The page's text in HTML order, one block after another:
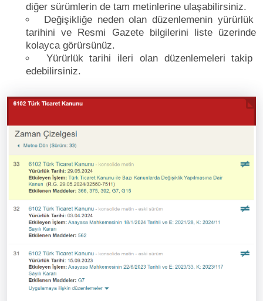
diğer sürümlerin de tam metinlerine ulaşabilirsiniz.
Değişikliğe neden olan düzenlemenin yürürlük
tarihini ve Resmi Gazete bilgilerini liste üzerinde
kolayca görürsünüz.
Yürürlük tarihi ileri olan düzenlemeleri takip
edebilirsiniz.